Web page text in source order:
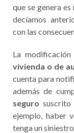
que se genera
decíamos
con las
La
vivienda o de
cuenta para
además de
seguro suscrito
ejemplo, haber
tenga un